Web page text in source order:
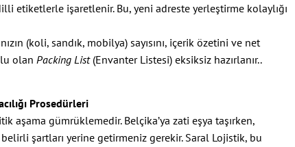
etiketlerle işaretlenir. Bu, yeni adreste yerleştirme kolaylığı
(koli, sandık, mobilya) sayısını, içerik özetini ve net
olan Packing List(Envanter Listesi) eksiksiz hazırlanır..
Prosedürleri
aşama gümrüklemedir. Belçika’ya zati eşya taşırken,
şartları yerine getirmeniz gerekir. Saral Lojistik, bu